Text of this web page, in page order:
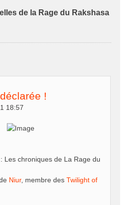
de la Rage du Rakshasa
!
18:57
: Les chroniques de La Rage du
Niur, membre des Twilight of